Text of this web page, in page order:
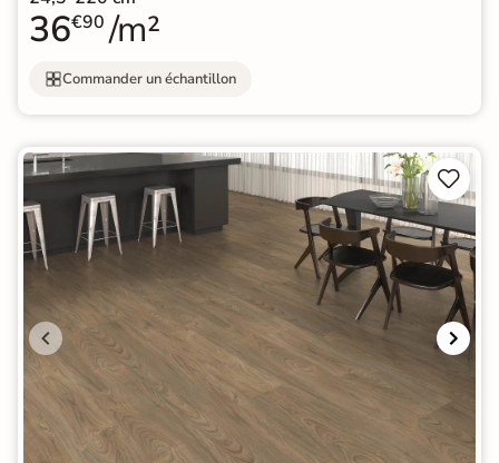
36€90 /m²
Commander un échantillon

